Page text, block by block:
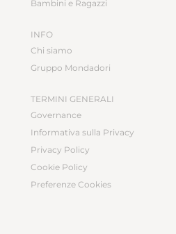
Bambini e Ragazzi
INFO
Chi siamo
Gruppo Mondadori
TERMINI GENERALI
Governance
Informativa sulla Privacy
Privacy Policy
Cookie Policy
Preferenze Cookies